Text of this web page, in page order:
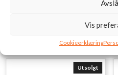
Avslå
Vis
Cookieerklæring
Utsolgt